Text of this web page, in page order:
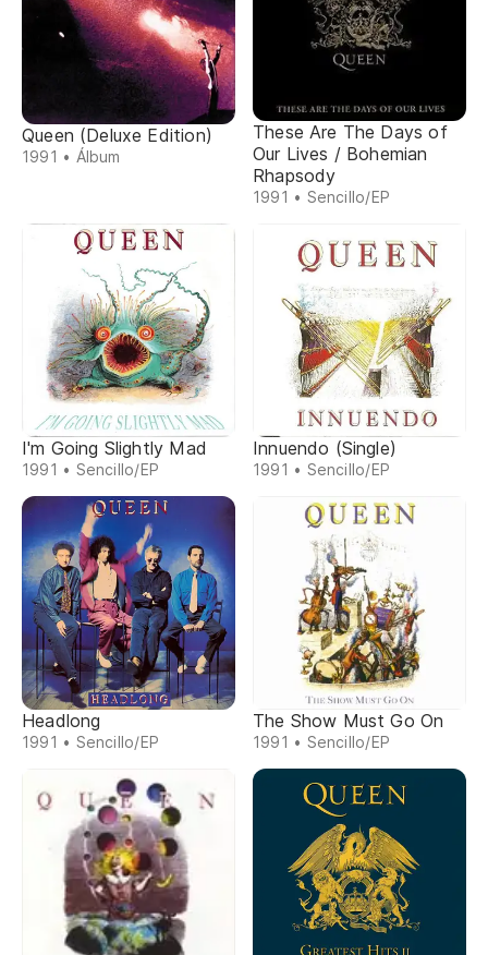
Queen (Deluxe Edition)
1991 • Álbum
These Are The Days of
Our Lives / Bohemian
Rhapsody
1991 • Sencillo/EP
I'm Going Slightly Mad
1991 • Sencillo/EP
Innuendo (Single)
1991 • Sencillo/EP
Headlong
1991 • Sencillo/EP
The Show Must Go On
1991 • Sencillo/EP